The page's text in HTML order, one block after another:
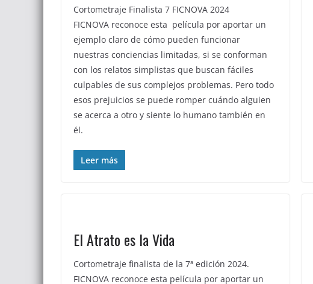
Cortometraje Finalista 7 FICNOVA 2024
FICNOVA reconoce esta película por aportar un
ejemplo claro de cómo pueden funcionar
nuestras conciencias limitadas, si se conforman
con los relatos simplistas que buscan fáciles
culpables de sus complejos problemas. Pero todo
esos prejuicios se puede romper cuándo alguien
se acerca a otro y siente lo humano también en
él.
Leer más
El Atrato es la Vida
Cortometraje finalista de la 7ª edición 2024.
FICNOVA reconoce esta película por aportar un